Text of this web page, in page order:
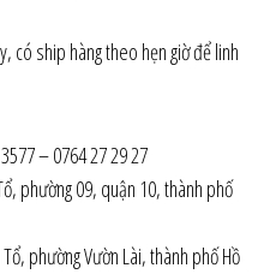
có ship hàng theo hẹn giờ để linh
– 0764 27 29 27
phường 09, quận 10, thành phố
phường Vườn Lài, thành phố Hồ